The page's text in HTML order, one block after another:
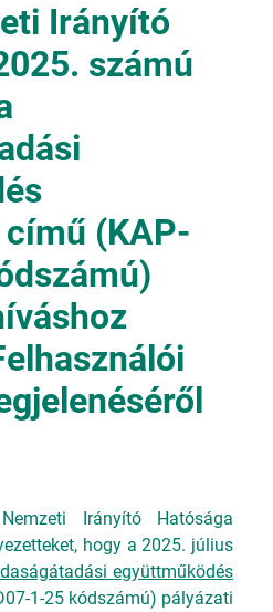
Irányító
számú
(KAP-
Irányító Hatósága
hogy a 2025. július
együttműködés
1-25 kódszámú) pályázati